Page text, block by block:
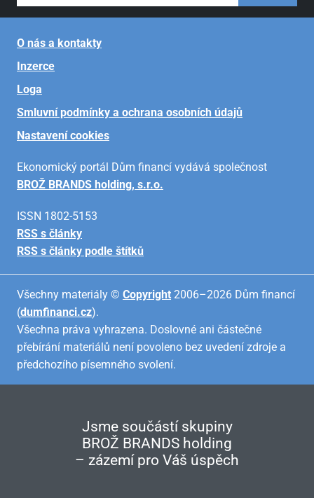
O nás a kontakty
Inzerce
Loga
Smluvní podmínky a ochrana osobních údajů
Nastavení cookies
Ekonomický portál Dům financí vydává společnost
BROŽ BRANDS holding, s.r.o.
ISSN 1802-5153
RSS s články
RSS s články podle štítků
Všechny materiály © Copyright 2006–2026 Dům financí
(dumfinanci.cz).
Všechna práva vyhrazena. Doslovné ani částečné
přebírání materiálů není povoleno bez uvedení zdroje a
předchozího písemného svolení.
Jsme součástí skupiny
BROŽ BRANDS holding
– zázemí pro Váš úspěch